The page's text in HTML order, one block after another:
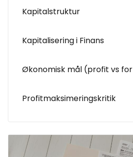
Kapitalstruktur
Kapitalisering i Finans
Økonomisk mål (profit vs
Profitmaksimeringskritik